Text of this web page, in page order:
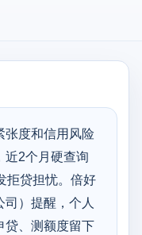
张度和信用风险
近2个月硬查询
拒贷担忧。倍好
）提醒，个人
贷、测额度留下